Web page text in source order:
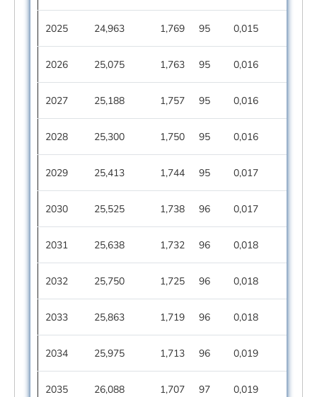
2025 24,963 1,769 95 0,015
2026 25,075 1,763 95 0,016
2027 25,188 1,757 95 0,016
2028 25,300 1,750 95 0,016
2029 25,413 1,744 95 0,017
2030 25,525 1,738 96 0,017
2031 25,638 1,732 96 0,018
2032 25,750 1,725 96 0,018
2033 25,863 1,719 96 0,018
2034 25,975 1,713 96 0,019
2035 26,088 1,707 97 0,019